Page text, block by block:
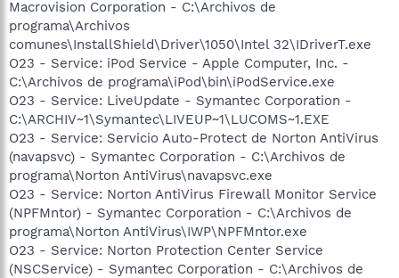
Macrovision Corporation - C:\Archivos de
programa\Archivos
comunes\InstallShield\Driver\1050\Intel 32\IDriverT.exe
O23 - Service: iPod Service - Apple Computer, Inc. -
C:\Archivos de programa\iPod\bin\iPodService.exe
O23 - Service: LiveUpdate - Symantec Corporation -
C:\ARCHIV~1\Symantec\LIVEUP~1\LUCOMS~1.EXE
O23 - Service: Servicio Auto-Protect de Norton AntiVirus
(navapsvc) - Symantec Corporation - C:\Archivos de
programa\Norton AntiVirus\navapsvc.exe
O23 - Service: Norton AntiVirus Firewall Monitor Service
(NPFMntor) - Symantec Corporation - C:\Archivos de
programa\Norton AntiVirus\IWP\NPFMntor.exe
O23 - Service: Norton Protection Center Service
(NSCService) - Symantec Corporation - C:\Archivos de